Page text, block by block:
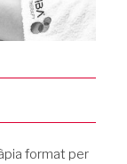
format per